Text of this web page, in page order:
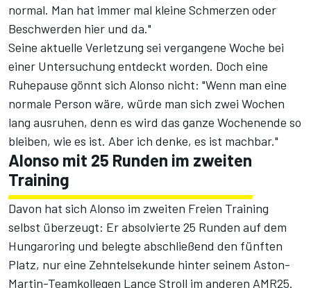
normal. Man hat immer mal kleine Schmerzen oder
Beschwerden hier und da."
Seine aktuelle Verletzung sei vergangene Woche bei
einer Untersuchung entdeckt worden. Doch eine
Ruhepause gönnt sich Alonso nicht: "Wenn man eine
normale Person wäre, würde man sich zwei Wochen
lang ausruhen, denn es wird das ganze Wochenende so
bleiben, wie es ist. Aber ich denke, es ist machbar."
Alonso mit 25 Runden im zweiten
Training
Davon hat sich Alonso im zweiten Freien Training
selbst überzeugt: Er absolvierte 25 Runden auf dem
Hungaroring und belegte abschließend den fünften
Platz, nur eine Zehntelsekunde hinter seinem Aston-
Martin-Teamkollegen Lance Stroll im anderen AMR25.